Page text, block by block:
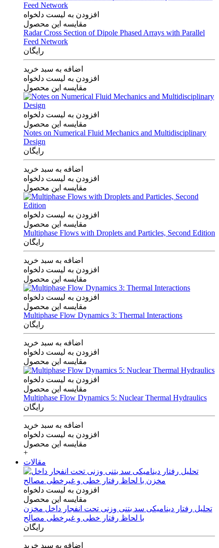
افزودن به لیست دلخواه
مقایسه این محصول
Radar Cross Section of Dipole Phased Arrays with Parallel
Feed Network
رایگان
اضافه به سبد خرید
افزودن به لیست دلخواه
مقایسه این محصول
افزودن به لیست دلخواه
مقایسه این محصول
Notes on Numerical Fluid Mechanics and Multidisciplinary
Design
رایگان
اضافه به سبد خرید
افزودن به لیست دلخواه
مقایسه این محصول
افزودن به لیست دلخواه
مقایسه این محصول
Multiphase Flows with Droplets and Particles, Second Edition
رایگان
اضافه به سبد خرید
افزودن به لیست دلخواه
مقایسه این محصول
افزودن به لیست دلخواه
مقایسه این محصول
Multiphase Flow Dynamics 3: Thermal Interactions
رایگان
اضافه به سبد خرید
افزودن به لیست دلخواه
مقایسه این محصول
افزودن به لیست دلخواه
مقایسه این محصول
Multiphase Flow Dynamics 5: Nuclear Thermal Hydraulics
رایگان
اضافه به سبد خرید
افزودن به لیست دلخواه
مقایسه این محصول
+
مقالات
افزودن به لیست دلخواه
مقایسه این محصول
تحلیل رفتار دینامیکی سد بتنی وزنی تحت انفجار داخل مخزن
با لحاظ رفتار خطی و غیرخطی مصالح
رایگان
اضافه به سبد خرید